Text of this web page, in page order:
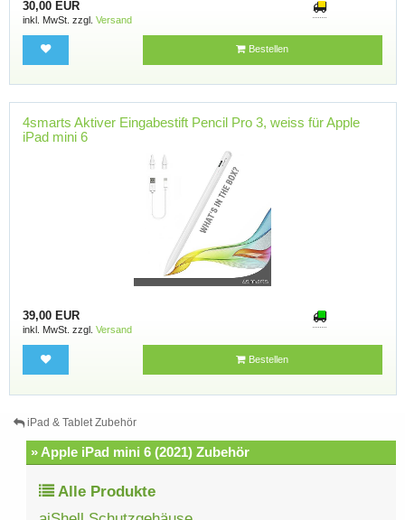
30,00 EUR
inkl. MwSt. zzgl. Versand
Bestellen
4smarts Aktiver Eingabestift Pencil Pro 3, weiss für Apple
iPad mini 6
39,00 EUR
inkl. MwSt. zzgl. Versand
Bestellen
iPad & Tablet Zubehör
» Apple iPad mini 6 (2021) Zubehör
Alle Produkte